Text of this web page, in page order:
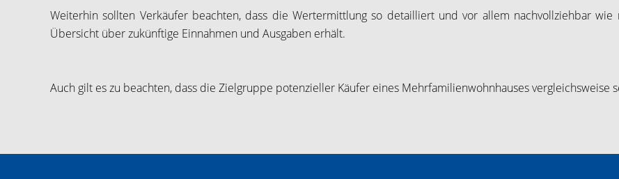
Weiterhin sollten Verkäufer beachten, dass die Wertermittlung so detailliert und vor allem nachvollziehbar
Übersicht über zukünftige Einnahmen und Ausgaben erhält.
Auch gilt es zu beachten, dass die Zielgruppe potenzieller Käufer eines Mehrfamilienwohnhauses